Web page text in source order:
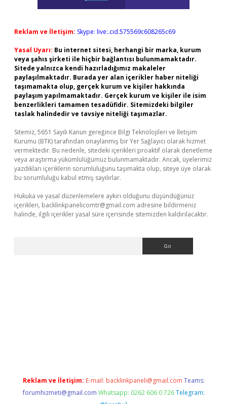
Reklam ve İletişim: Skype: live:.cid.575569c608265c69
Yasal Uyarı: Bu internet sitesi, herhangi bir marka, kurum
veya şahıs şirketi ile hiçbir bağlantısı bulunmamaktadır.
Sitede yalnızca kendi hazırladığımız makaleler
paylaşılmaktadır. Burada yer alan içerikler haber niteliği
taşımamakta olup, gerçek kurum ve kişiler hakkında
paylaşım yapılmamaktadır. Gerçek kurum ve kişiler ile isim
benzerlikleri tamamen tesadüfidir. Sitemizdeki bilgiler
taslak halindedir ve tavsiye niteliği taşımazlar.
Sitemiz, 5651 Sayılı Kanun gereğince Bilgi Teknolojileri ve İletişim
Kurumu (BTK) tarafından onaylanmış bir Yer Sağlayıcı olarak hizmet
vermektedir. Bu nedenle, sitedeki içerikleri proaktif olarak denetleme
veya araştırma yükümlülüğümüz bulunmamaktadır. Ancak, üyelerimiz
yazdıkları içeriklerin sorumluluğunu taşımakta olup, siteye üye olarak
bu sorumluluğu kabul etmiş sayılırlar.
Hukuka ve yasal düzenlemelere aykırı olduğunu düşündüğünüz
içerikleri, backlinkpanelicomtr@gmail.com adresine bildirmeniz
halinde, ilgili içerikler yasal süre içerisinde sitemizden kaldırılacaktır.
Reklam ve İletişim: E-mail: backlinkpaneli@gmail.com Teams:
forumhizmeti@gmail.com Whatsapp: 0262 606 0 726 Telegram: